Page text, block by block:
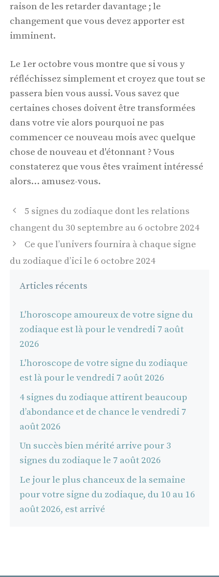
raison de les retarder davantage ; le
changement que vous devez apporter est
imminent.
Le 1er octobre vous montre que si vous y
réfléchissez simplement et croyez que tout se
passera bien vous aussi. Vous savez que
certaines choses doivent être transformées
dans votre vie alors pourquoi ne pas
commencer ce nouveau mois avec quelque
chose de nouveau et d'étonnant ? Vous
constaterez que vous êtes vraiment intéressé
alors… amusez-vous.
Navigation
des
5 signes du zodiaque dont les relations
changent du 30 septembre au 6 octobre 2024
Ce que l’univers fournira à chaque signe
du zodiaque d’ici le 6 octobre 2024
Articles récents
L'horoscope amoureux de votre signe du
zodiaque est là pour le vendredi 7 août
2026
L'horoscope de votre signe du zodiaque
est là pour le vendredi 7 août 2026
4 signes du zodiaque attirent beaucoup
d’abondance et de chance le vendredi 7
août 2026
Un succès bien mérité arrive pour 3
signes du zodiaque le 7 août 2026
Le jour le plus chanceux de la semaine
pour votre signe du zodiaque, du 10 au 16
août 2026, est arrivé